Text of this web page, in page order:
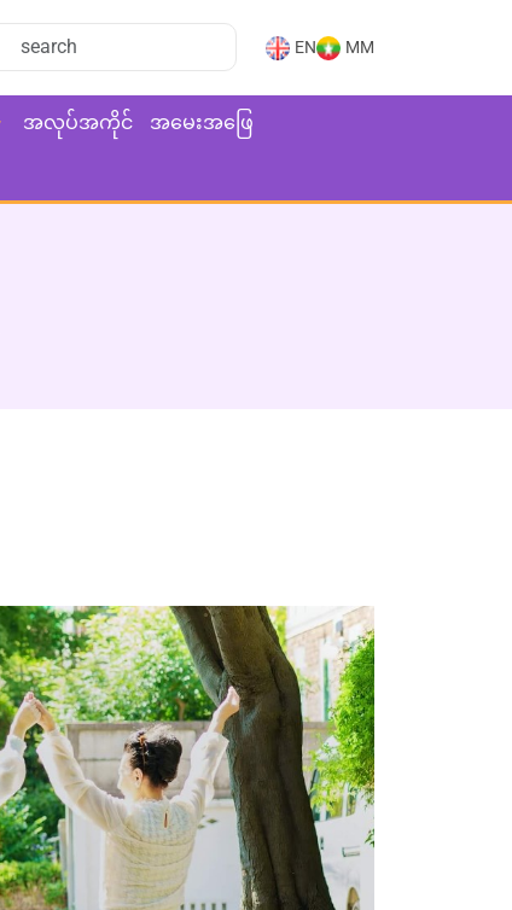
EN MM
အလုပ်အကိုင် အမေးအဖြေ